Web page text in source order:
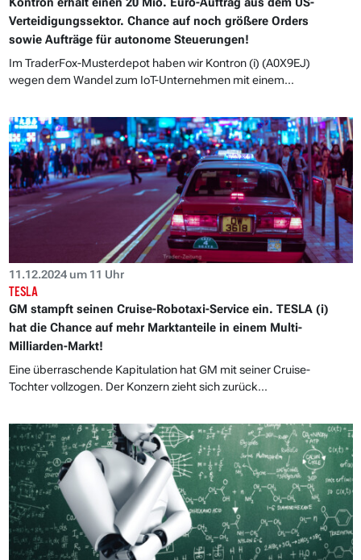
Verteidigungssektor. Chance auf noch größere Orders
sowie Aufträge für autonome Steuerungen!
Im TraderFox-Musterdepot haben wir Kontron (i) (A0X9EJ)
wegen dem Wandel zum IoT-Unternehmen mit einem...
11.12.2024 um 11 Uhr
TESLA
GM stampft seinen Cruise-Robotaxi-Service ein. TESLA (i)
hat die Chance auf mehr Marktanteile in einem Multi-
Milliarden-Markt!
Eine überraschende Kapitulation hat GM mit seiner Cruise-
Tochter vollzogen. Der Konzern zieht sich zurück...